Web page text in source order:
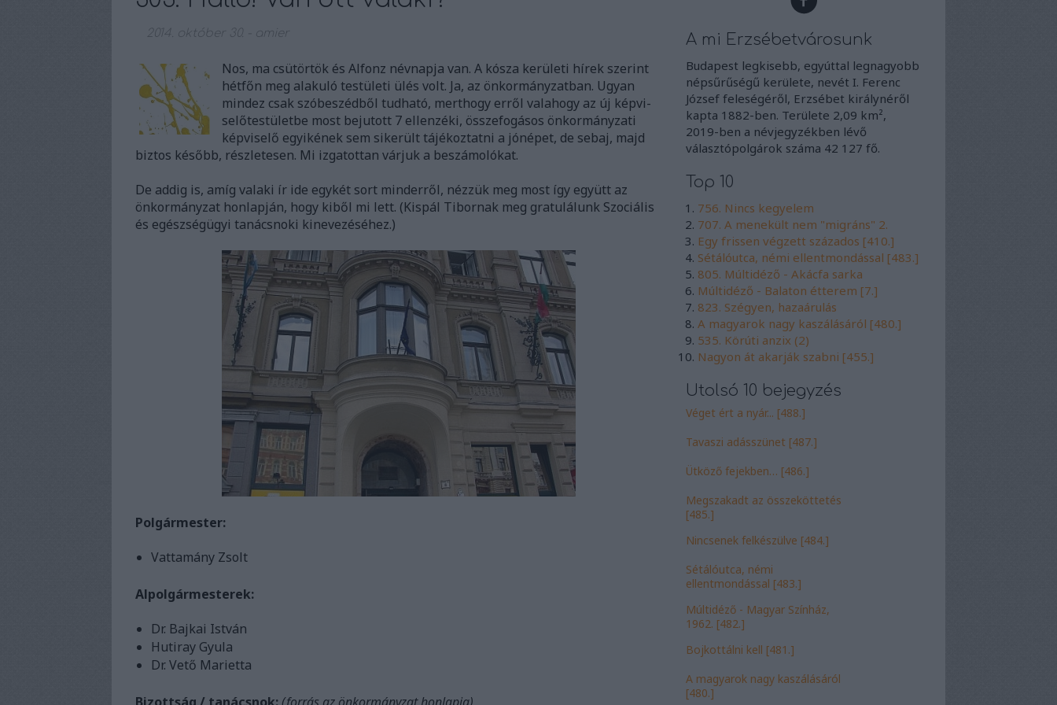
2014. október 30. amier
Nos, ma csütörtök és Alfonz névnapja van. A kósza kerületi hírek szerint
hétfőn meg alakuló testületi ülés volt. Ja, az önkormányzatban. Ugyan
mindez csak szóbeszédből tudható, merthogy erről valahogy az új képvi-
selőtestületbe most bejutott 7 ellenzéki, összefogásos önkormányzati
képviselő egyikének sem sikerült tájékoztatni a jónépet, de sebaj, majd
biztos később, részletesen. Mi izgatottan várjuk a beszámolókat.
De addig is, amíg valaki ír ide egykét sort minderről, nézzük meg most így együtt az
önkormányzat honlapján, hogy kiből mi lett. (Kispál Tibornak meg gratulálunk Szociális
és egészségügyi tanácsnoki kinevezéséhez.)
Polgármester:
Vattamány Zsolt
Alpolgármesterek:
Dr. Bajkai István
Hutiray Gyula
Dr. Vető Marietta
A mi Erzsébetvárosunk
Budapest legkisebb, egyúttal legnagyobb
népsűrűségű kerülete, nevét I. Ferenc
József feleségéről, Erzsébet királynéről
kapta 1882-ben. Területe 2,09 km²,
2019-ben a névjegyzékben lévő
választópolgárok száma 42 127 fő.
Top 10
756. Nincs kegyelem
707. A menekült nem "migráns" 2.
Egy frissen végzett százados [410.]
Sétálóutca, némi ellentmondással [483.]
805. Múltidéző - Akácfa sarka
Múltidéző - Balaton étterem [7.]
823. Szégyen, hazaárulás
A magyarok nagy kaszálásáról [480.]
535. Körúti anzix (2)
Nagyon át akarják szabni [455.]
Utolsó 10 bejegyzés
Véget ért a nyár... [488.]
Tavaszi adásszünet [487.]
Ütköző fejekben… [486.]
Megszakadt az összeköttetés
[485.]
Nincsenek felkészülve [484.]
Sétálóutca, némi
ellentmondással [483.]
Múltidéző - Magyar Színház,
1962. [482.]
Bojkottálni kell [481.]
A magyarok nagy kaszálásáról
[480.]